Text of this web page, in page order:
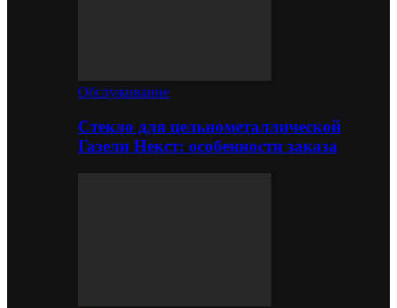
Обслуживание
Стекло для цельнометаллической
Газели Некст: особенности заказа